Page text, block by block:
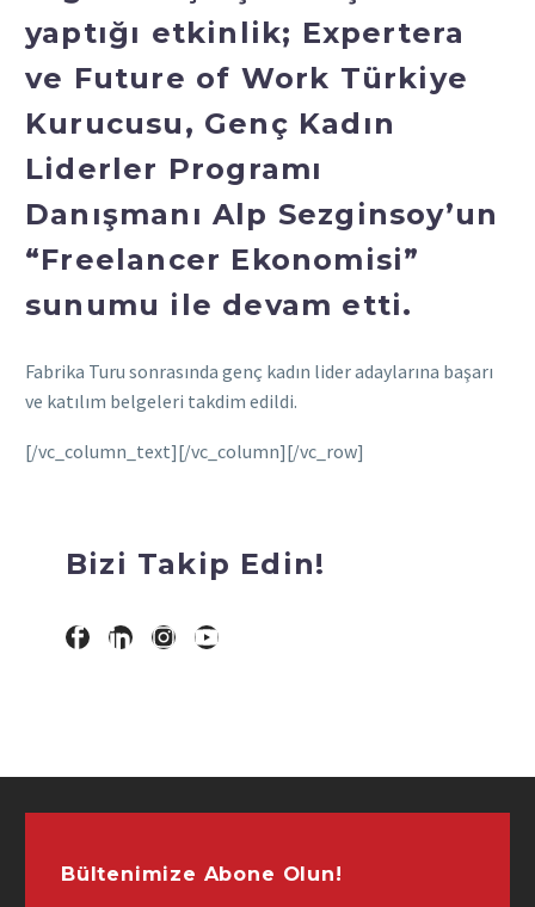
yaptığı etkinlik; Expertera
ve Future of Work Türkiye
Kurucusu, Genç Kadın
Liderler Programı
Danışmanı Alp Sezginsoy’un
“Freelancer Ekonomisi”
sunumu ile devam etti.
Fabrika Turu sonrasında genç kadın lider adaylarına başarı
ve katılım belgeleri takdim edildi.
[/vc_column_text][/vc_column][/vc_row]
Bizi Takip Edin!
Bültenimize Abone Olun!